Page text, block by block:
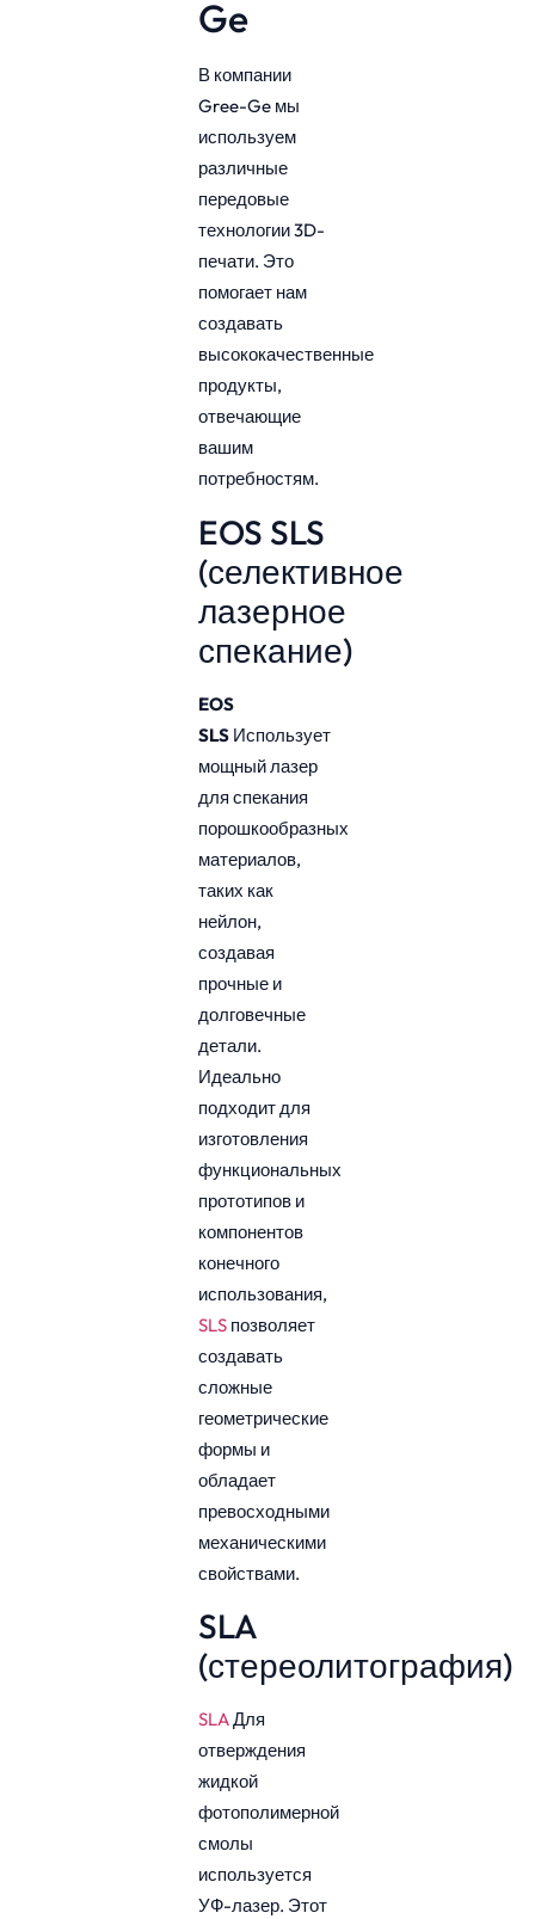
Ge
В компании
Gree-Ge мы
используем
различные
передовые
технологии 3D-
печати. Это
помогает нам
создавать
высококачественные
продукты,
отвечающие
вашим
потребностям.
EOS SLS
(селективное
лазерное
спекание)
EOS
SLS Использует
мощный лазер
для спекания
порошкообразных
материалов,
таких как
нейлон,
создавая
прочные и
долговечные
детали.
Идеально
подходит для
изготовления
функциональных
прототипов и
компонентов
конечного
использования,
SLS позволяет
создавать
сложные
геометрические
формы и
обладает
превосходными
механическими
свойствами.
SLA
(стереолитография)
SLAДля
отверждения
жидкой
фотополимерной
смолы
используется
УФ-лазер. Этот